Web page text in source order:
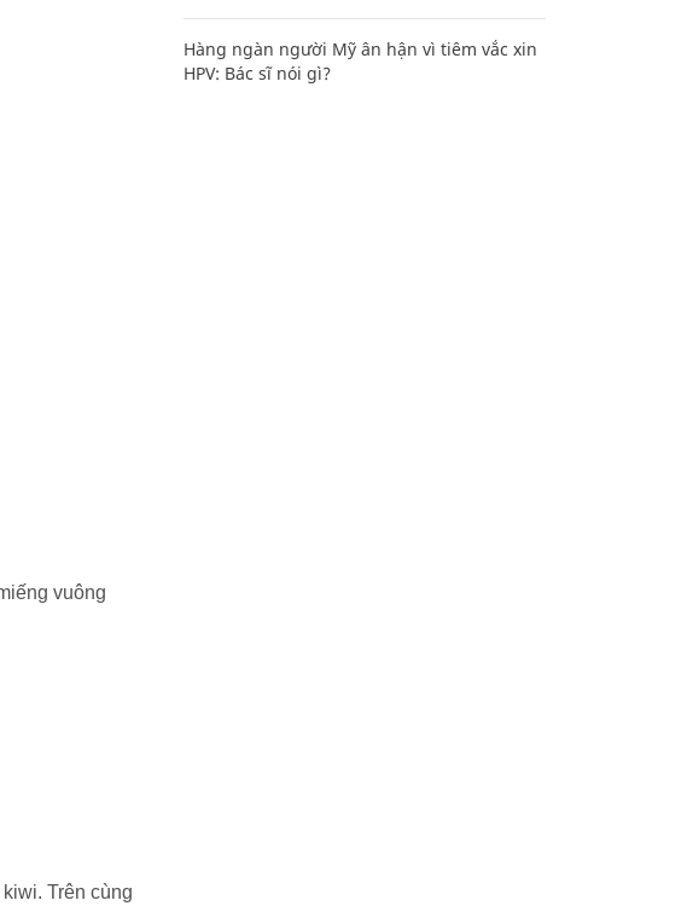
vuông
Trên cùng
Hàng ngàn người Mỹ ân hận vì tiêm vắc xin
HPV: Bác sĩ nói gì?